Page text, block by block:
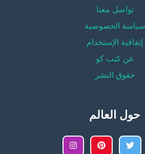
تواصل معنا
سياسة الخصوصية
إتفاقية الإستخدام
عن كتب كو
حقوق النشر
حول العالم